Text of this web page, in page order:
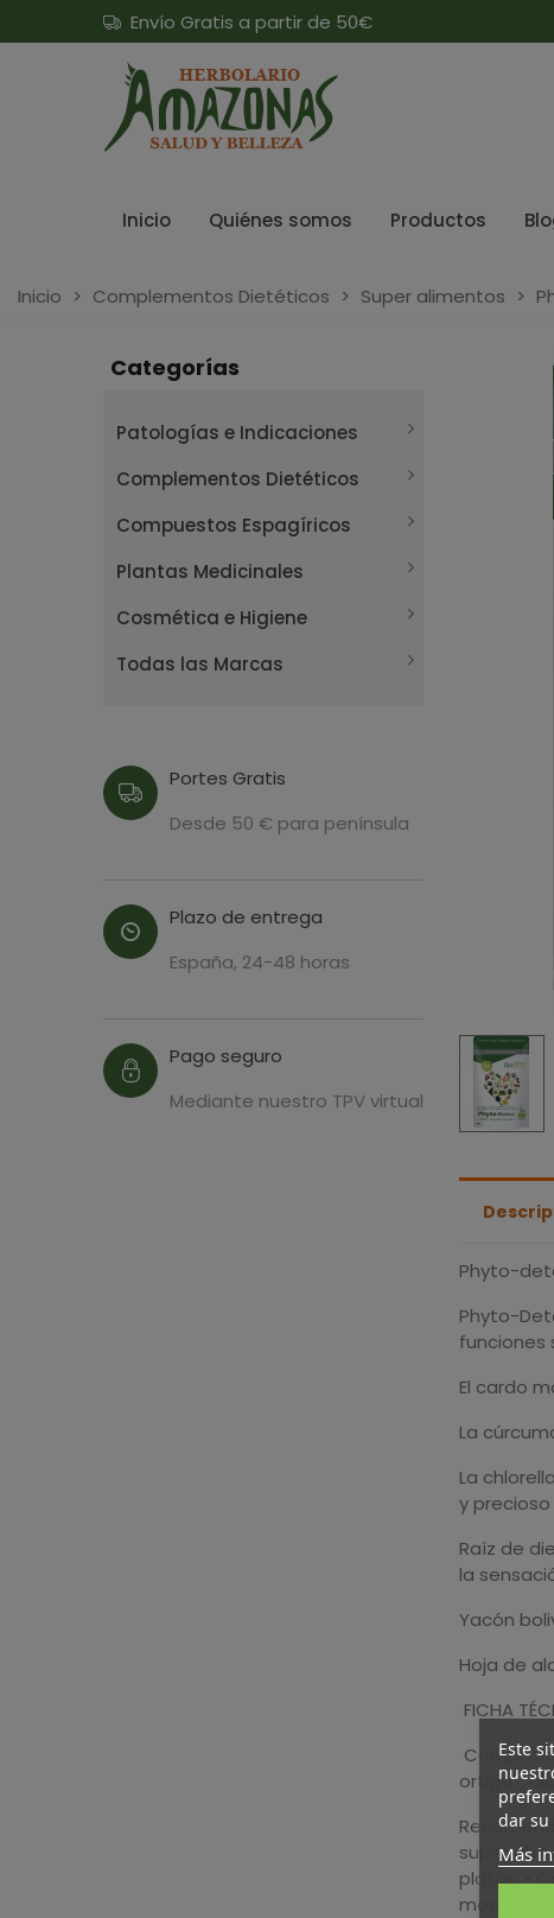
Envío Gratis a partir de 50€
Inicio Quiénes somos Productos
Inicio > Complementos Dietéticos > Super alimentos >
Categorías
Patologías e Indicaciones
Complementos Dietéticos
Compuestos Espagíricos
Plantas Medicinales
Cosmética e Higiene
Todas las Marcas
Portes Gratis
Desde 50 € para península
Plazo de entrega
España, 24-48 horas
Pago seguro
Mediante nuestro TPV virtual
Phyto-
Phyto-
funciones
El cardo
La
La
y
Raíz de
la
Yacón
Hoja de
FICHA
ortiga*,
super
platos. •
modo de
Este
dar su
Más